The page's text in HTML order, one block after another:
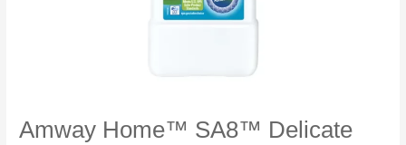
Amway Home™ SA8™ Delicate